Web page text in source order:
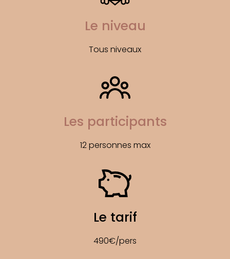
Le niveau
Tous niveaux
Les participants
12 personnes max
Le tarif
490€/pers